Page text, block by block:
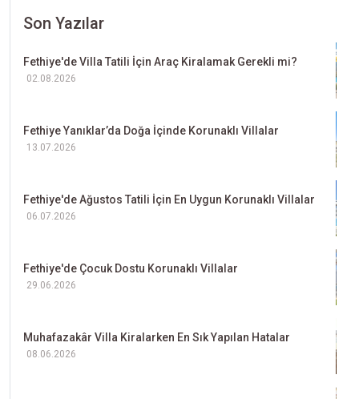
Son Yazılar
Fethiye'de Villa Tatili İçin Araç Kiralamak Gerekli mi?
02.08.2026
Fethiye Yanıklar’da Doğa İçinde Korunaklı Villalar
13.07.2026
Fethiye'de Ağustos Tatili İçin En Uygun Korunaklı Villalar
06.07.2026
Fethiye'de Çocuk Dostu Korunaklı Villalar
29.06.2026
Muhafazakâr Villa Kiralarken En Sık Yapılan Hatalar
08.06.2026